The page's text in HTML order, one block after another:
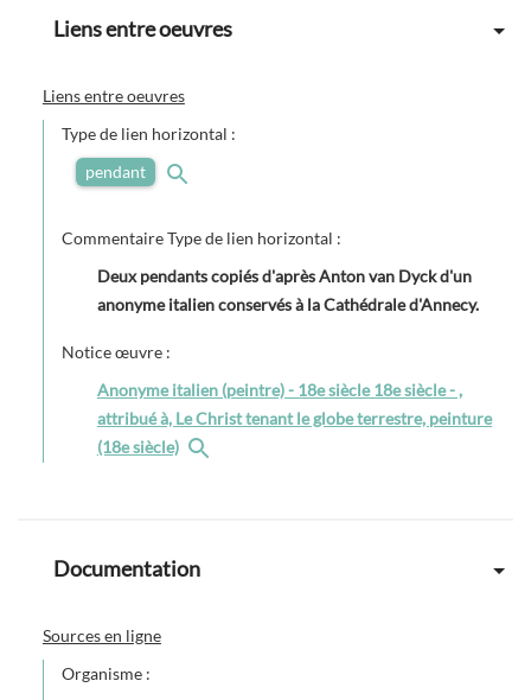
Liens entre oeuvres
Liens entre oeuvres
Type de lien horizontal :
pendant
Commentaire Type de lien horizontal :
Deux pendants copiés d'après Anton van Dyck d'un
anonyme italien conservés à la Cathédrale d'Annecy.
Notice œuvre :
Anonyme italien (peintre) - 18e siècle 18e siècle - ,
attribué à, Le Christ tenant le globe terrestre, peinture
(18e siècle)
Documentation
Sources en ligne
Organisme :